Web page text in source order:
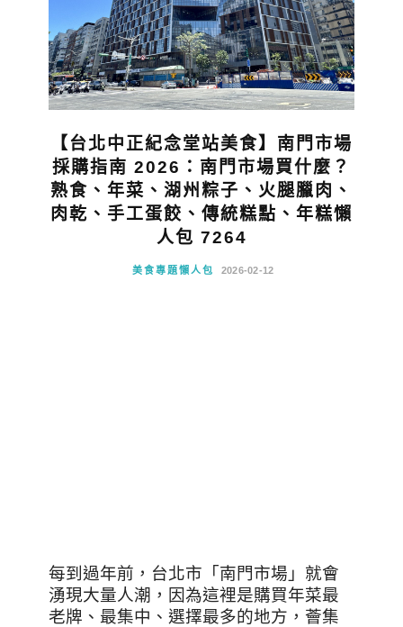
【台北中正紀念堂站美食】南門市場
採購指南 2026：南門市場買什麼？
熟食、年菜、湖州粽子、火腿臘肉、
肉乾、手工蛋餃、傳統糕點、年糕懶
人包 7264
美食專題懶人包 2026-02-12
每到過年前，台北市「南門市場」就會
湧現大量人潮，因為這裡是購買年菜最
老牌、最集中、選擇最多的地方，薈集